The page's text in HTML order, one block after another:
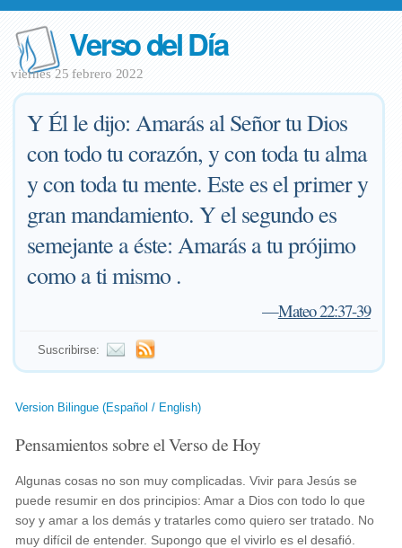
Verso del Día
viernes 25 febrero 2022
Y Él le dijo: Amarás al Señor tu Dios
con todo tu corazón, y con toda tu alma
y con toda tu mente. Este es el primer y
gran mandamiento. Y el segundo es
semejante a éste: Amarás a tu prójimo
como a ti mismo .
—Mateo 22:37-39
Suscribirse:
Version Bilingue (Español / English)
Pensamientos sobre el Verso de Hoy
Algunas cosas no son muy complicadas. Vivir para Jesús se
puede resumir en dos principios: Amar a Dios con todo lo que
soy y amar a los demás y tratarles como quiero ser tratado. No
muy difícil de entender. Supongo que el vivirlo es el desafió.